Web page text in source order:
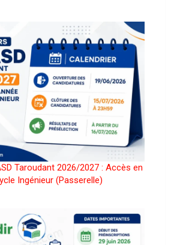
Taroudant 2026/2027 : Accès en
Ingénieur (Passerelle)